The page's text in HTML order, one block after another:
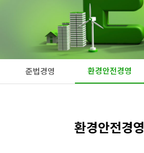
준법경영 환경안전경영
환경안전경영